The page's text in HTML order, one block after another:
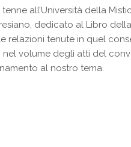
tenne all’Università della
dedicato al Libro
relazioni tenute in quel
nel volume degli atti del
al nostro tema.